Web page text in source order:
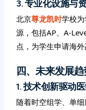
3. 专业化设施与
北京尊龙凯时学校
源，包括AP、A-
点，为学生申请海
四、未来发展
1. 技术创新驱动
随着时空组学、单